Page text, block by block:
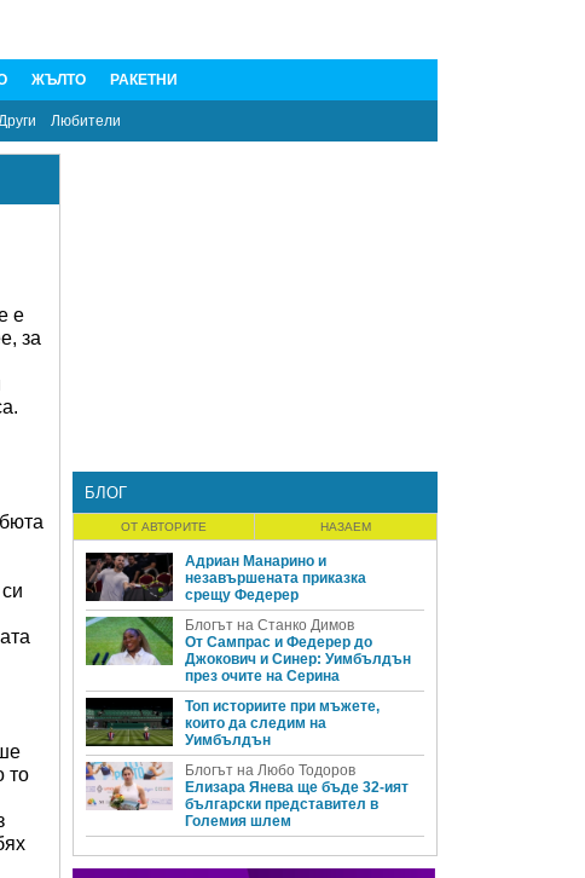
ЖЪЛТО РАКЕТНИ
Любители
е
за
то
БЛОГ
ОТ АВТОРИТЕ НАЗАЕМ
Адриан Манарино и
незавършената приказка
срещу Федерер
Блогът на Станко Димов
От Сампрас и Федерер до
Джокович и Синер: Уимбълдън
през очите на Серина
Топ историите при мъжете,
които да следим на
Уимбълдън
Блогът на Любо Тодоров
Елизара Янева ще бъде 32-ият
български представител в
Големия шлем